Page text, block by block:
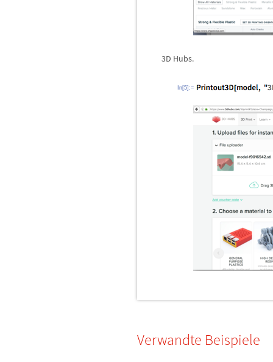
3D Hubs.
In[5]:=
Verwandte Beispiele